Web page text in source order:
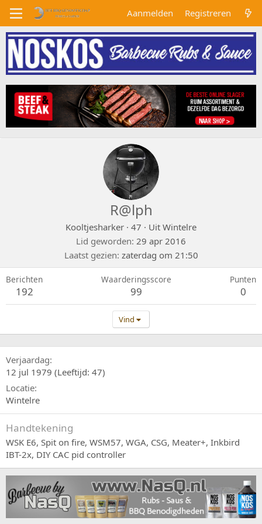
Aanmelden Registreren
R@lph
Kooltjesharker · 47 · Uit Wintelre
Lid geworden 29 apr 2016
Laatst gezien zaterdag om 21:50
Berichten
192
Waarderingsscore
99
Punten
0
Vind
Verjaardag
12 jul 1979 (Leeftijd: 47)
Locatie
Wintelre
Handtekening
WSK E6, Spit on fire, WSM57, WGA, CSG, Meater+, Inkbird
IBT-2x, DIY CAC pid controller